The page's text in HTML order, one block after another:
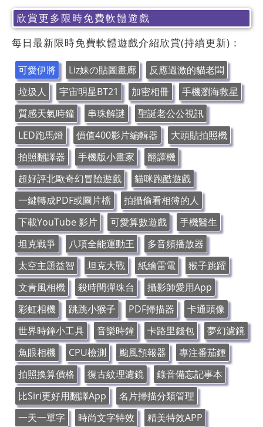
欣賞更多限時免費軟體遊戲
每日最新限時免費軟體遊戲介紹欣賞(持續更新)：
可愛伊將 Liz妹の貼圖畫廊
反應過激的貓老闆
垃圾人
宇宙明星BT21 加密相冊
手機瀏海救星
質感天氣時鐘
串珠解謎
聖誕老公公視訊
LED跑馬燈
價值400影片編輯器
大頭貼拍照機
拍照翻譯器
手機版小畫家
翻譯機
超好評北歐奇幻冒險遊戲
貓咪跑酷遊戲
一鍵轉成PDF或圖片檔
拍攝偷看相簿的人
下載YouTube 影片
可愛算數遊戲
手機醫生
坦克戰爭
八項全能運動王
多音頻播放器
太空主題益智
坦克大戰 紙繪雷電
猴子跳躍
文青風相機
殺時間彈珠台
攝影師愛用App
彩虹相機
跳跳小猴子 PDF掃描器
卡通頭像
世界時鐘小工具
音樂時鐘 卡路里錢包
夢幻濾鏡
魚眼相機
CPU檢測 颱風預報器
專注番茄鍾
拍照換算價格
復古紋理濾鏡
錄音備忘記事本
比Siri更好用翻譯App
名片掃描分類管理
一天一單字
時尚文字特效
精美特效APP